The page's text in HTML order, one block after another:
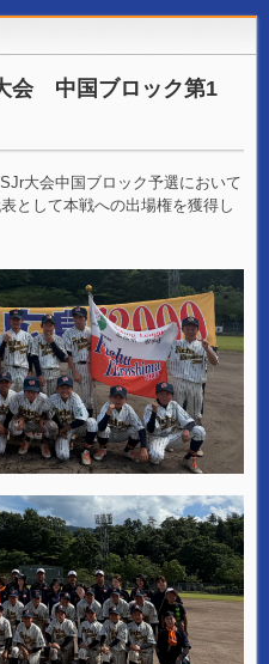
会 中国ブロック第1
大会中国ブロック予選において
として本戦への出場権を獲得し